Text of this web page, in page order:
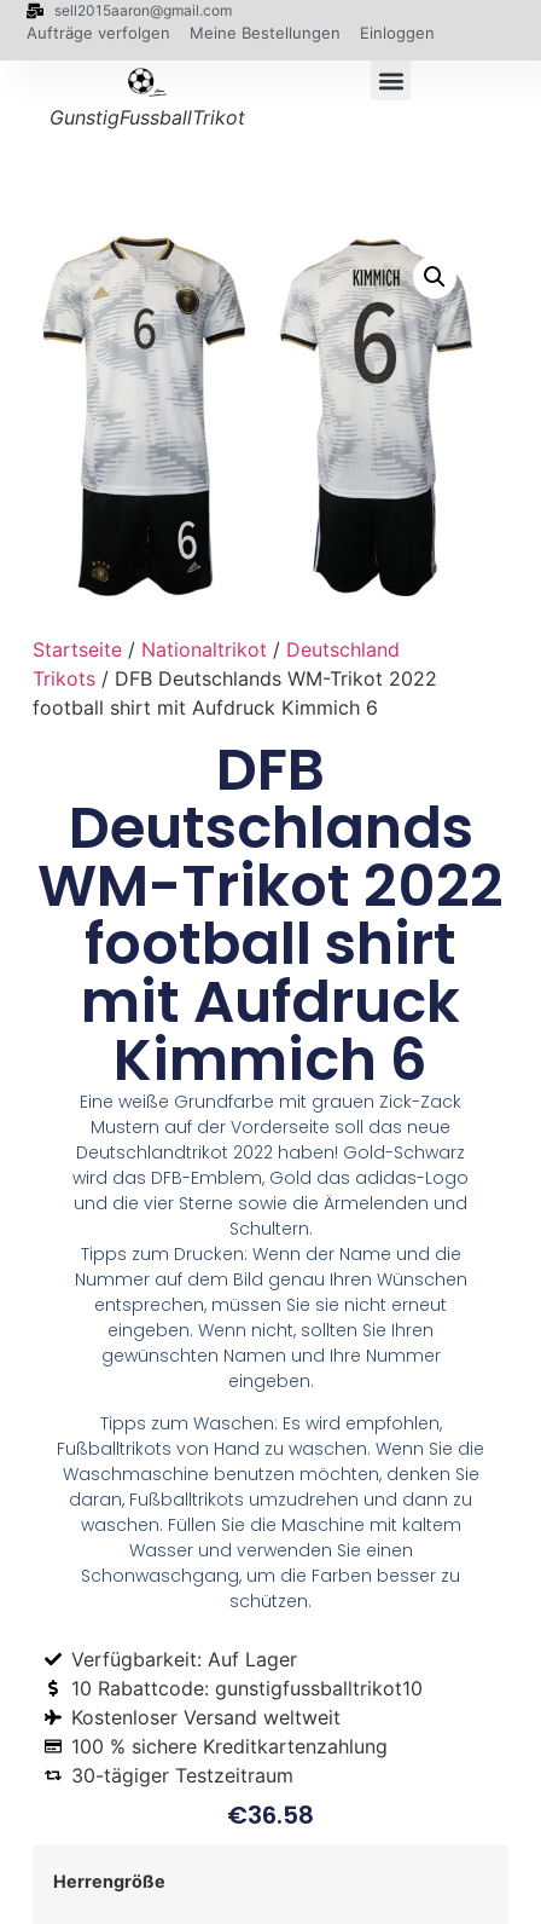
sell2015aaron@gmail.com
Aufträge verfolgen Meine Bestellungen Einloggen
GunstigFussballTrikot
Startseite/ Nationaltrikot / Deutschland
Trikots/ DFB Deutschlands WM-Trikot 2022
football shirt mit Aufdruck Kimmich 6
DFB
Deutschlands
WM-Trikot 2022
football shirt
mit Aufdruck
Kimmich 6
Eine weiße Grundfarbe mit grauen Zick-Zack
Mustern auf der Vorderseite soll das neue
Deutschlandtrikot 2022 haben! Gold-Schwarz
wird das DFB-Emblem, Gold das adidas-Logo
und die vier Sterne sowie die Ärmelenden und
Schultern.
Tipps zum Drucken: Wenn der Name und die
Nummer auf dem Bild genau Ihren Wünschen
entsprechen, müssen Sie sie nicht erneut
eingeben. Wenn nicht, sollten Sie Ihren
gewünschten Namen und Ihre Nummer
eingeben.
Tipps zum Waschen: Es wird empfohlen,
Fußballtrikots von Hand zu waschen. Wenn Sie die
Waschmaschine benutzen möchten, denken Sie
daran, Fußballtrikots umzudrehen und dann zu
waschen. Füllen Sie die Maschine mit kaltem
Wasser und verwenden Sie einen
Schonwaschgang, um die Farben besser zu
schützen.
Verfügbarkeit: Auf Lager
10 Rabattcode: gunstigfussballtrikot10
Kostenloser Versand weltweit
100 % sichere Kreditkartenzahlung
30-tägiger Testzeitraum
€36.58
Herrengröße